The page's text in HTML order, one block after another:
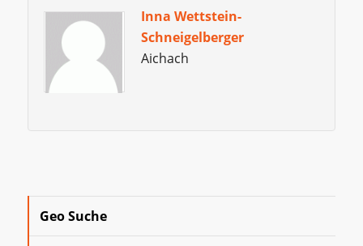
Inna Wettstein-
Schneigelberger
Aichach
Geo Suche